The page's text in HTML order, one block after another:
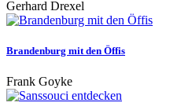
Gerhard Drexel
Brandenburg mit den Öffis
Frank Goyke